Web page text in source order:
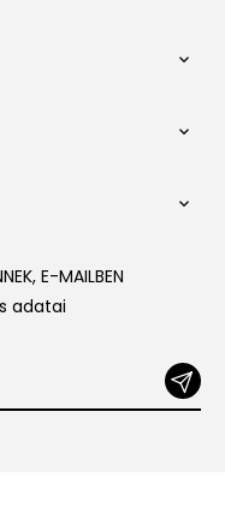



E-MAILBEN
adatai